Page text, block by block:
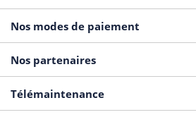
Nos modes de paiement
Nos partenaires
Télémaintenance